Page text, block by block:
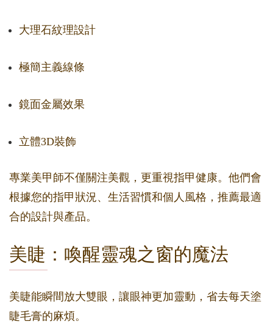
大理石紋理設計
極簡主義線條
鏡面金屬效果
立體3D裝飾
專業美甲師不僅關注美觀，更重視指甲健康。他們會
根據您的指甲狀況、生活習慣和個人風格，推薦最適
合的設計與產品。
美睫：喚醒靈魂之窗的魔法
美睫能瞬間放大雙眼，讓眼神更加靈動，省去每天塗
睫毛膏的麻煩。